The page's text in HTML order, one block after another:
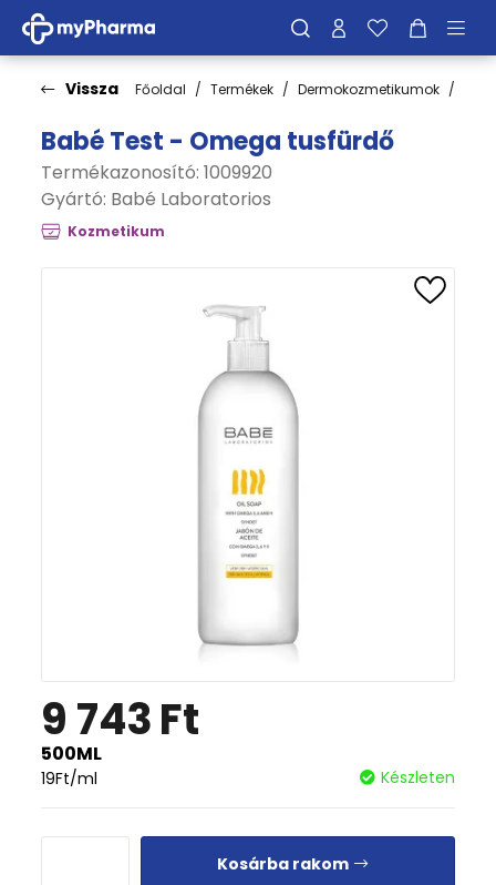
Vissza Főoldal Termékek Dermokozmetikumok
Babé Test - Omega tusfürdő
Termékazonosító: 1009920
Gyártó: Babé Laboratorios
Kozmetikum
9 743Ft
500ML
19Ft/ml Készleten
Kosárba rakom